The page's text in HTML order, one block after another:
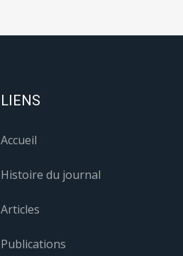
LIENS
Accueil
Histoire du journal
Articles
Publications